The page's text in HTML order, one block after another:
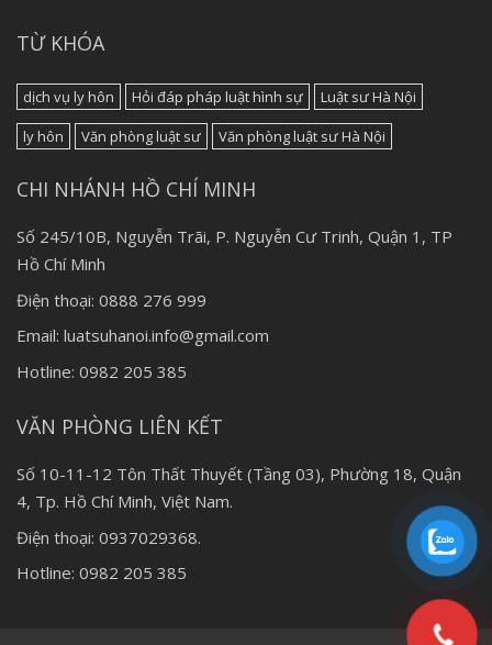
TỪ KHÓA
dịch vụ ly hôn Hỏi đáp pháp luật hình sự
Luật sư Hà Nội
ly hôn
Văn phòng luật sư Văn phòng luật sư Hà Nội
CHI NHÁNH HỒ CHÍ MINH
Số 245/10B, Nguyễn Trãi, P. Nguyễn Cư Trinh, Quận 1, TP
Hồ Chí Minh
Điện thoại: 0888 276 999
Email: luatsuhanoi.info@gmail.com
Hotline: 0982 205 385
VĂN PHÒNG LIÊN KẾT
Số 10-11-12 Tôn Thất Thuyết (Tầng 03), Phường 18, Quận
4, Tp. Hồ Chí Minh, Việt Nam.
Điện thoại: 0937029368.
Hotline: 0982 205 385